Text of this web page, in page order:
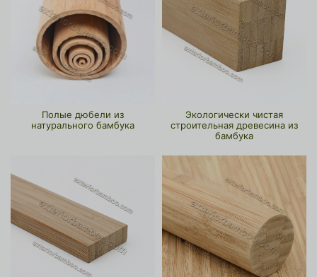
Полые дюбели из
натурального бамбука
Экологически чистая
строительная древесина из
бамбука